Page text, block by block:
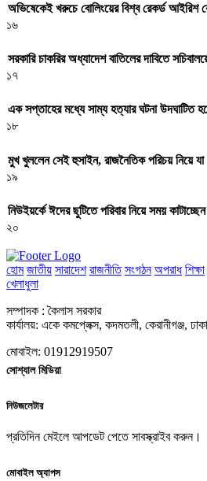
অভিষেকেই খরুচে বোলিংয়ের বিশ্ব রেকর্ড আইরিশ
১৬
সরকারি চাকরির অধ্যাদেশ বাতিলের দাবিতে
১৭
এক সপ্তাহের মধ্যে সাম্য হত্যার ঘটনা উদঘাটিত
১৮
মুখ খুললেন সেই হুসাইন, রাজনৈতিক পরিচয় নিয়ে
১৯
নিউইয়র্কে ঈদের ছুটিতে পরিবার নিয়ে সময়
২০
হোম জাতীয় সারাদেশ রাজনীতি সংগঠন অপরাধ শিক্ষা
খেলাধুলা
সম্পাদক : কৈলাস সরকার
কার্যালয়: একে কমপ্লেক্স, কদমতলী, কেরানীগঞ্জ,
মোবাইল: 01912919507
সোশ্যাল মিডিয়া
নিউজলেটার
প্রতিদিন মেইলে আপডেট পেতে সাবস্ক্রাইব করুন।
মোবাইল অ্যাপস